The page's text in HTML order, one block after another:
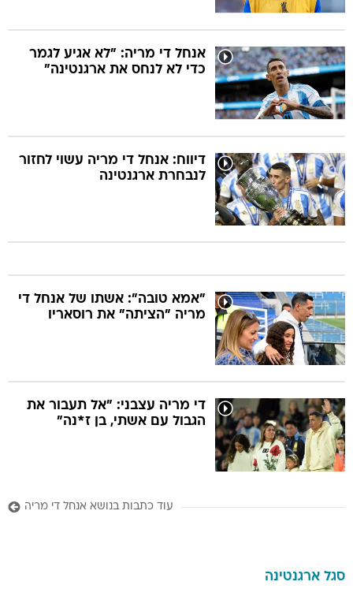
אנחל די מריה: "לא אגיע לגמר
כדי לא לנחס את ארגנטינה"
דיווח: אנחל די מריה עשוי לחזור
לנבחרת ארגנטינה
"אמא טובה": אשתו של אנחל די
מריה "הציתה" את רוסאריו
די מריה עצבני: "אל תעבור את
הגבול עם אשתי, בן ז*נה"
עוד כתבות בנושא אנחל די מריה
סגל ארגנטינה